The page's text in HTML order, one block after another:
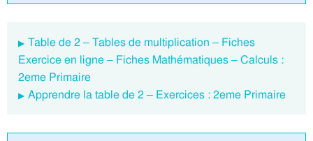
Table de 2 – Tables de multiplication – Fiches
Exercice en ligne – Fiches Mathématiques – Calculs :
2eme Primaire
Apprendre la table de 2 – Exercices : 2eme Primaire